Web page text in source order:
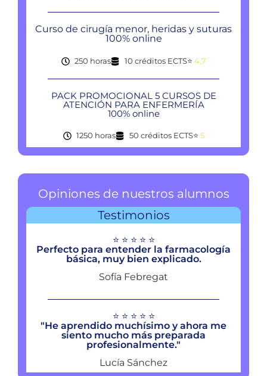
Curso de cirugía menor, heridas y suturas
100% online
250 horas 10 créditos ECTS⭐ 4,7
PACK PROMOCIONAL 5 CURSOS DE
ATENCIÓN PARA ENFERMERÍA
100% online
1250 horas 50 créditos ECTS⭐ 5
Opiniones de nuestros alumnos
Testimonios
⭐ ⭐ ⭐ ⭐ ⭐
Perfecto para entender la farmacología
básica, muy bien explicado.
Sofía Febregat
⭐ ⭐ ⭐ ⭐ ⭐
"He aprendido muchísimo y ahora me
siento mucho más preparada
profesionalmente."
Lucía Sánchez